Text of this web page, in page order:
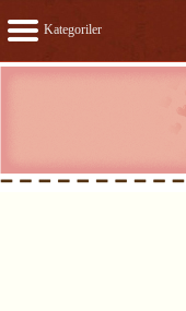
Kategoriler